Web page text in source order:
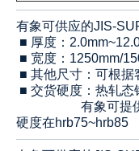
有象可供应的JIS-
■ 厚度：
■ 宽度：1250mm/
■ 其他尺寸：可根据
■ 交货硬度：热轧态
有象可提供球化
硬度在hrb75~hrb85